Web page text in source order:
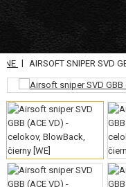
KATEGÓRIE
AIRSOFTOVÉ ZBRANE
VZDUCHOVÉ ZBRANE,
GRANÁTOMETY,
| AIRSOFT SNIPER SVD